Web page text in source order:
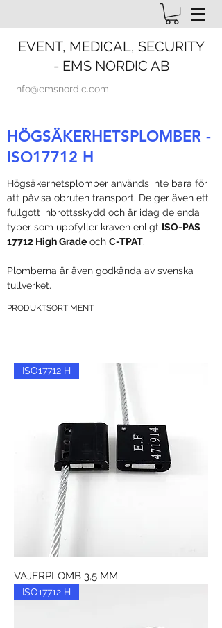
EVENT, MEDICAL, SECURITY
- EMS NORDIC AB
info@emsnordic.com
HÖGSÄKERHETSPLOMBER -
ISO17712 H
Högsäkerhetsplomber används inte bara för
att påvisa obruten transport. De ger även ett
fullgott inbrottsskydd och är idag de enda
typer som uppfyller kraven enligt ISO-PAS
17712 High Grade och C-TPAT.
Plomberna är även godkända av svenska
tullverket.
PRODUKTSORTIMENT
ISO17712 H
VAJERPLOMB 3,5 MM
ISO17712 H